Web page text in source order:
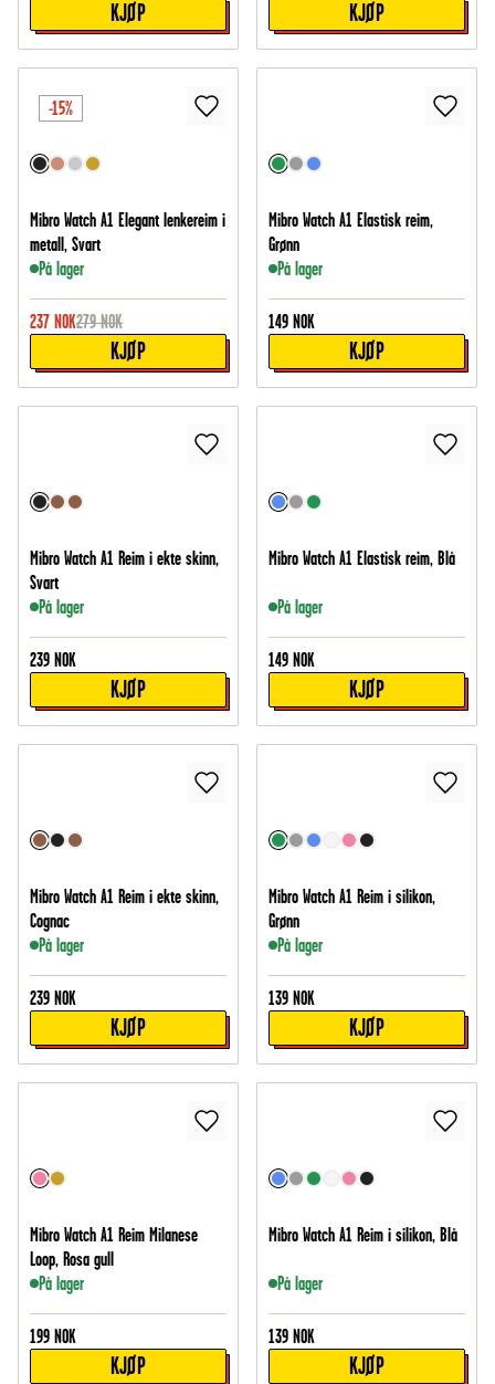
KJØP KJØP
-15%
Mibro Watch A1 Elegant lenkereim i
metall, Svart
På lager
237 NOK279 NOK
KJØP
Mibro Watch A1 Elastisk reim,
Grønn
På lager
149 NOK
KJØP
Mibro Watch A1 Reim i ekte skinn,
Svart
På lager
239 NOK
KJØP
Mibro Watch A1 Elastisk reim, Blå
På lager
149 NOK
KJØP
Mibro Watch A1 Reim i ekte skinn,
Cognac
På lager
239 NOK
KJØP
Mibro Watch A1 Reim i silikon,
Grønn
På lager
139 NOK
KJØP
Mibro Watch A1 Reim Milanese
Loop, Rosa gull
På lager
199 NOK
KJØP
Mibro Watch A1 Reim i silikon, Blå
På lager
139 NOK
KJØP